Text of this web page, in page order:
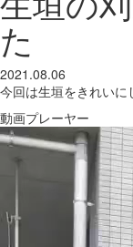
た
2021.08.06
今回は生垣をきれい
動画プレーヤー